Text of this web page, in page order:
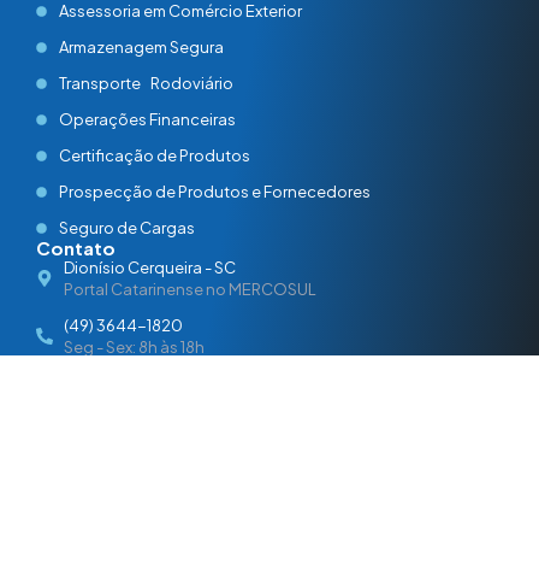
Assessoria em Comércio Exterior
Armazenagem Segura
Transporte Rodoviário
Operações Financeiras
Certificação de Produtos
Prospecção de Produtos e Fornecedores
Seguro de Cargas
Contato
Dionísio Cerqueira - SC
Portal Catarinense no MERCOSUL
(49) 3644-1820
Seg - Sex: 8h às 18h